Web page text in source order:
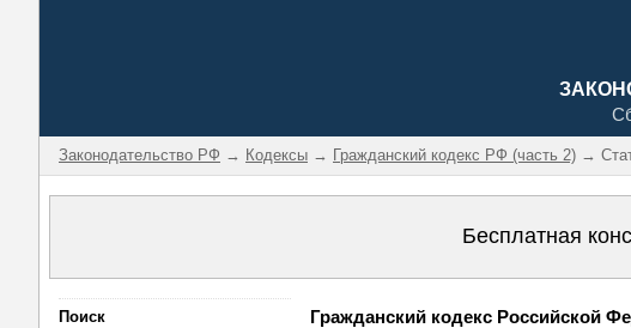
Законодательство РФ → Кодексы → Гражданский кодекс РФ (часть 2) →
Бесплатная
Поиск Гражданский кодекс Российской